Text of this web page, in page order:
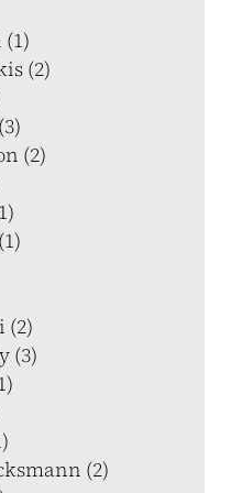
(2)
(2)
(2)
(3)
(2)